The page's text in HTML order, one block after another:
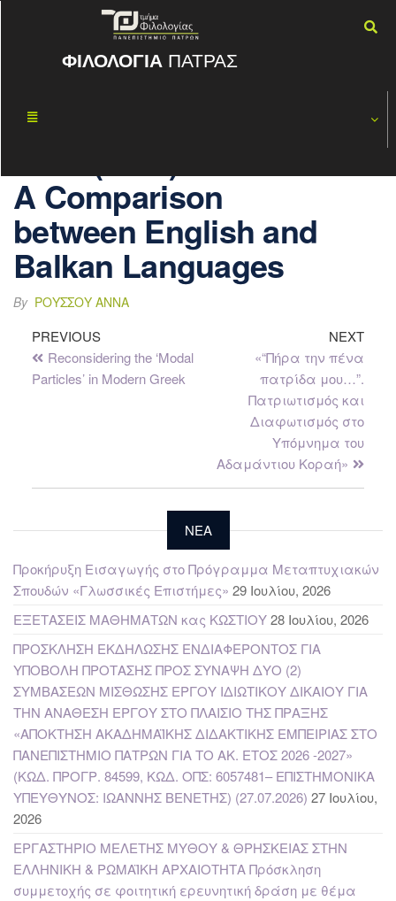
ΦΙΛΟΛΟΓΙΑ ΠΑΤΡΑΣ
23
A Comparison
between English and
Balkan Languages
By ΡΟΎΣΣΟΥ ΆΝΝΑ
PREVIOUS
Reconsidering the ‘Modal
Particles’ in Modern Greek
NEXT
«“Πήρα την πένα
πατρίδα μου…”.
Πατριωτισμός και
Διαφωτισμός στο
Υπόμνημα του
Αδαμάντιου Κοραή»
NEA
Προκήρυξη Εισαγωγής στο Πρόγραμμα Μεταπτυχιακών
Σπουδών «Γλωσσικές Επιστήμες» 29 Ιουλίου, 2026
ΕΞΕΤΑΣΕΙΣ ΜΑΘΗΜΑΤΩΝ κας ΚΩΣΤΙΟΥ28 Ιουλίου, 2026
ΠΡΟΣΚΛΗΣΗ ΕΚΔΗΛΩΣΗΣ ΕΝΔΙΑΦΕΡΟΝΤΟΣ ΓΙΑ
ΥΠΟΒΟΛΗ ΠΡΟΤΑΣΗΣ ΠΡΟΣ ΣΥΝΑΨΗ ΔΥΟ (2)
ΣΥΜΒΑΣΕΩΝ ΜΙΣΘΩΣΗΣ ΕΡΓΟΥ ΙΔΙΩΤΙΚΟΥ ΔΙΚΑΙΟΥ ΓΙΑ
ΤΗΝ ΑΝΑΘΕΣΗ ΕΡΓΟΥ ΣΤΟ ΠΛΑΙΣΙΟ ΤΗΣ ΠΡΑΞΗΣ
«ΑΠΟΚΤΗΣΗ ΑΚΑΔΗΜΑΪΚΗΣ ΔΙΔΑΚΤΙΚΗΣ ΕΜΠΕΙΡΙΑΣ ΣΤΟ
ΠΑΝΕΠΙΣΤΗΜΙΟ ΠΑΤΡΩΝ ΓΙΑ ΤΟ ΑΚ. ΕΤΟΣ 2026 -2027»
(ΚΩΔ. ΠΡΟΓΡ. 84599, ΚΩΔ. ΟΠΣ: 6057481– ΕΠΙΣΤΗΜΟΝΙΚΑ
ΥΠΕΥΘΥΝΟΣ: ΙΩΑΝΝΗΣ ΒΕΝΕΤΗΣ) (27.07.2026) 27 Ιουλίου,
2026
ΕΡΓΑΣΤΗΡΙΟ ΜΕΛΕΤΗΣ ΜΥΘΟΥ & ΘΡΗΣΚΕΙΑΣ ΣΤΗΝ
ΕΛΛΗΝΙΚΗ & ΡΩΜΑΪΚΗ ΑΡΧΑΙΟΤΗΤΑ Πρόσκληση
συμμετοχής σε φοιτητική ερευνητική δράση με θέμα